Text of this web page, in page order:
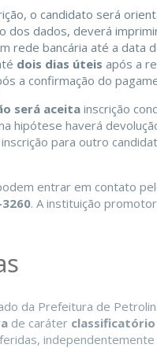
o candidato será
dos dados, deverá
rede bancária até a data
dois dias úteis após a
a confirmação do
será aceita inscrição
hipótese haverá
para outro
entrar em contato
. A instituição
da Prefeitura de
de caráter